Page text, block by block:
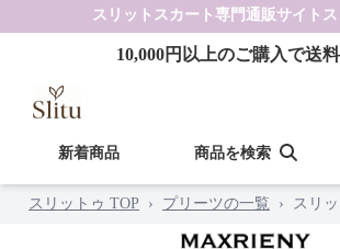
スリットスカート 専門通販サイト
10,000円以上のご購入で送
新着商品 商品を検索
スリットゥ TOP › プリーツの一覧 › スリ